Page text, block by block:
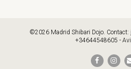
©2026 Madrid Shibari Dojo. Contact:
+34644548605 -